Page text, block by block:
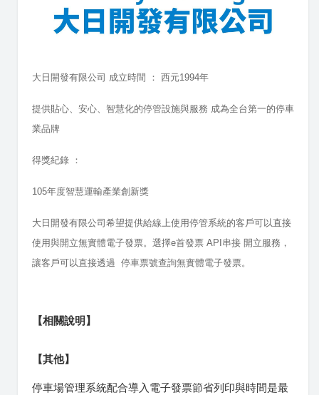
大日開發有限公司 成立時間 ： 西元1994年
提供貼心、安心、智慧化的停管設施與服務 成為全台第一的停車
業品牌
得獎紀錄 ：
105年度智慧運輸產業創新獎
大日開發有限公司希望提供給線上使用停管系統的客戶可以直接
使用與開立無實體電子發票。選擇e首發票 API串接 開立服務，
讓客戶可以直接透過 停車票號查詢無實體電子發票。
【相關說明】
【其他】
停車場管理系統配合導入電子發票節省列印與時間是最